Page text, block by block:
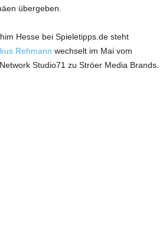
übergeben.
Hesse bei Spieletipps.de steht
Rehmann wechselt im Mai vom
Studio71 zu Ströer Media Brands.